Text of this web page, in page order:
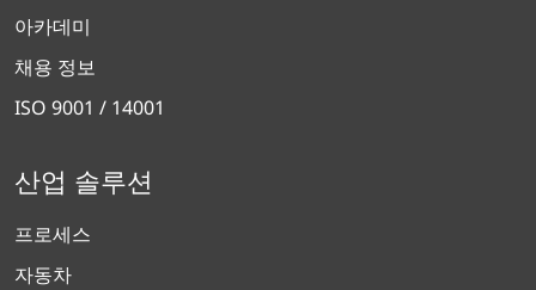
아카데미
채용 정보
ISO 9001 / 14001
산업 솔루션
프로세스
자동차